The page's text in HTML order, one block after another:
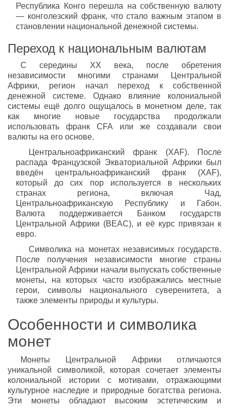
Республика Конго перешла на собственную валюту
— конголезский франк, что стало важным этапом в
становлении национальной денежной системы.
Переход к национальным валютам
С середины XX века, после обретения
независимости многими странами Центральной
Африки, регион начал переход к собственной
денежной системе. Однако влияние колониальной
системы ещё долго ощущалось в монетном деле, так
как многие новые государства продолжали
использовать франк CFA или же создавали свои
валюты на его основе.
Центральноафриканский франк (XAF). После
распада Французской Экваториальной Африки был
введён центральноафриканский франк (XAF),
который до сих пор используется в нескольких
странах региона, включая Чад,
Центральноафриканскую Республику и Габон.
Валюта поддерживается Банком государств
Центральной Африки (BEAC), и её курс привязан к
евро.
Символика на монетах независимых государств.
После получения независимости многие страны
Центральной Африки начали выпускать собственные
монеты, на которых часто изображались местные
герои, символы национального суверенитета, а
также элементы природы и культуры.
Особенности и символика
монет
Монеты Центральной Африки отличаются
уникальной символикой, которая сочетает элементы
колониальной истории с мотивами, отражающими
культурное наследие и природные богатства региона.
Эти монеты обладают высоким эстетическим и